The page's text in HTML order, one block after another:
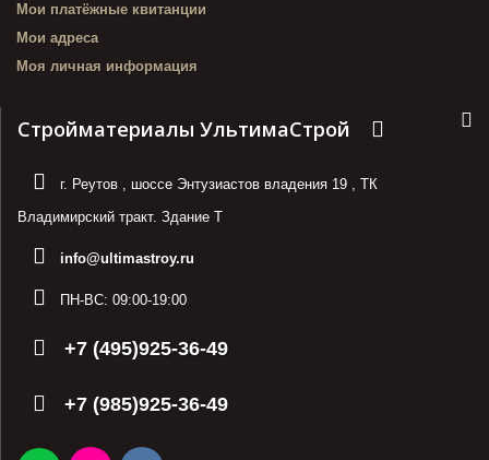
Мои платёжные квитанции
Мои адреса
Моя личная информация
Стройматериалы УльтимаСтрой
г. Реутов , шоссе Энтузиастов владения 19 , ТК
Владимирский тракт. Здание Т
info@ultimastroy.ru
ПН-ВС: 09:00-19:00
+7 (495)925-36-49
+7 (985)925-36-49